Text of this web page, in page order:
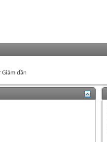
dần